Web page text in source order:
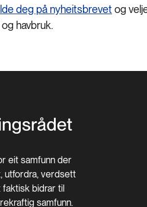
deg på nyheitsbrevet og
havbruk.
eit samfunn der
utfordra, verdsett
faktisk bidrar til
samfunn.